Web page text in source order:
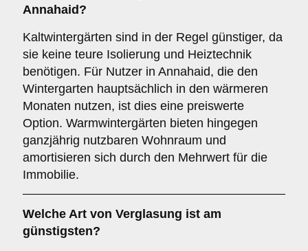
Annahaid?
Kaltwintergärten sind in der Regel günstiger, da
sie keine teure Isolierung und Heiztechnik
benötigen. Für Nutzer in Annahaid, die den
Wintergarten hauptsächlich in den wärmeren
Monaten nutzen, ist dies eine preiswerte
Option. Warmwintergärten bieten hingegen
ganzjährig nutzbaren Wohnraum und
amortisieren sich durch den Mehrwert für die
Immobilie.
Welche Art von Verglasung ist am
günstigsten?